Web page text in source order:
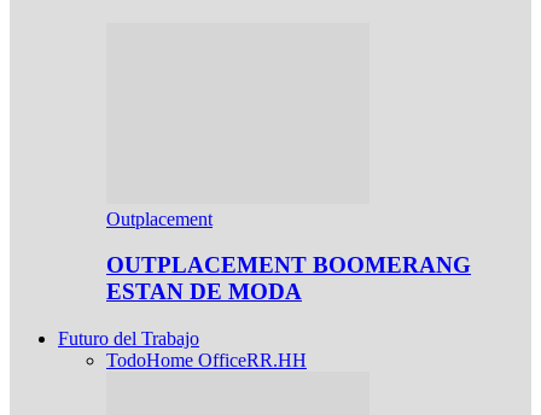
Outplacement
OUTPLACEMENT BOOMERANG
ESTAN DE MODA
Futuro del Trabajo
TodoHome OfficeRR.HH